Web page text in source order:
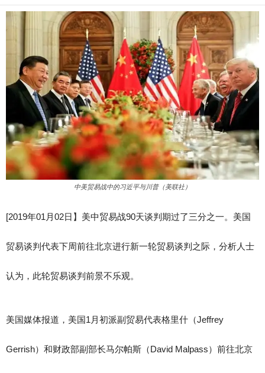
中美贸易战中的习近平与川普（美联社）
[2019年01月02日】美中贸易战90天谈判期过了三分之一。美国
贸易谈判代表下周前往北京进行新一轮贸易谈判之际，分析人士
认为，此轮贸易谈判前景不乐观。
美国媒体报道，美国1月初派副贸易代表格里什（Jeffrey
Gerrish）和财政部副部长马尔帕斯（David Malpass）前往北京